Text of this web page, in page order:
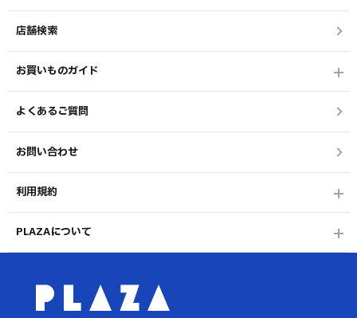
店舗検索
お買いものガイド
よくあるご質問
お問い合わせ
利用規約
PLAZAについて